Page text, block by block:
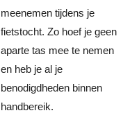
meenemen tijdens je
fietstocht. Zo hoef je geen
aparte tas mee te nemen
en heb je al je
benodigdheden binnen
handbereik.